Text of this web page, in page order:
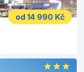
od 14 990 Kč